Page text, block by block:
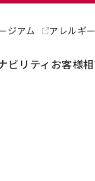
ジアム アレルギ
ビリティ お客様